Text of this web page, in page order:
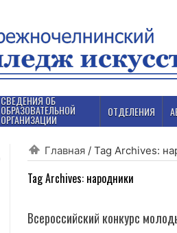
СВЕДЕНИЯ ОБ
ОБРАЗОВАТЕЛЬНОЙ
ОРГАНИЗАЦИИ
ОТДЕЛЕНИЯ
Главная / Tag Archives:
Tag Archives: народники
Всероссийский конкурс